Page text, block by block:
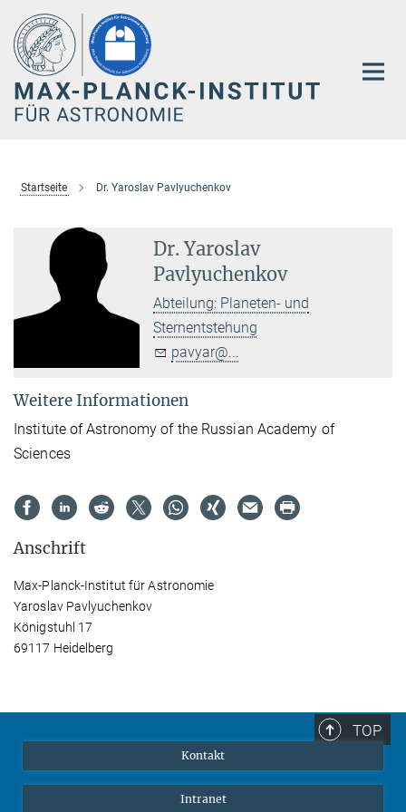
Hauptinhalt
Startseite Dr. Yaroslav Pavlyuchenkov
Dr. Yaroslav
Pavlyuchenkov
Abteilung: Planeten- und
Sternentstehung
pavyar@...
Weitere Informationen
Institute of Astronomy of the Russian Academy of
Sciences
Anschrift
Max-Planck-Institut für Astronomie
Yaroslav Pavlyuchenkov
Königstuhl 17
69117 Heidelberg
TOP
Kontakt
Intranet